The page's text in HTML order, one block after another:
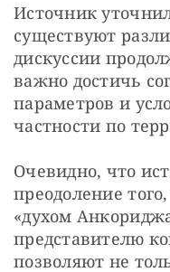
Источник
существуют
дискуссии
важно достичь
параметров и
частности по
Очевидно, что
преодоление
«духом
представителю
позволяют не